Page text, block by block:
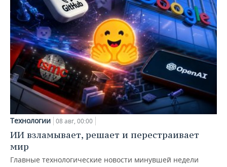
Технологии 08 авг, 00:00
ИИ взламывает, решает и перестраивает
мир
Главные технологические новости минувшей недели